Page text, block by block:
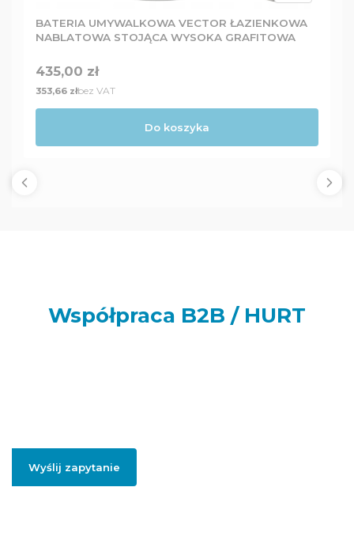
BATERIA UMYWALKOWA VECTOR ŁAZIENKOWA
NABLATOWA STOJĄCA WYSOKA GRAFITOWA
Cena
435,00 zł
Cena
353,66 złbez VAT
Do koszyka
Współpraca B2B / HURT
Wyślij zapytanie